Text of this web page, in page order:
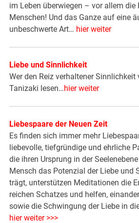
im Leben überwiegen – vor allem die
Menschen! Und das Ganze auf eine
unbeschwerte Art… hier weiter
Liebe und Sinnlichkeit
Wer den Reiz verhaltener
Tanizaki lesen…hier weiter
Liebespaare der Neuen Zeit
Es finden sich immer mehr
liebevolle, tiefgründige und ehrliche
die ihren Ursprung in der
Mensch das Potenzial der Liebe und
trägt, unterstützen Meditationen die
reichen Schatzes und helfen,
sowie die Schwingung der Liebe in
hier weiter >>>